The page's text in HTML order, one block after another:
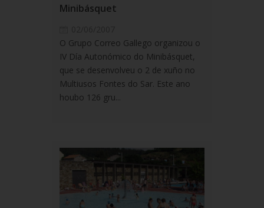
Minibásquet
O Grupo Correo Gallego organizou o
IV Día Autonómico do Minibásquet,
que se desenvolveu o 2 de xuño no
Multiusos Fontes do Sar. Este ano
houbo 126 gru...